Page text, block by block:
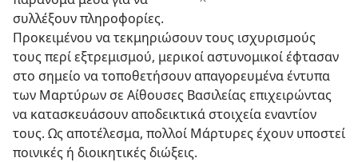
συλλέξουν πληροφορίες.
Προκειμένου να τεκμηριώσουν τους ισχυρισμούς
τους περί εξτρεμισμού, μερικοί αστυνομικοί έφτασαν
στο σημείο να τοποθετήσουν απαγορευμένα έντυπα
των Μαρτύρων σε Αίθουσες Βασιλείας επιχειρώντας
να κατασκευάσουν αποδεικτικά στοιχεία εναντίον
τους. Ως αποτέλεσμα, πολλοί Μάρτυρες έχουν υποστεί
ποινικές ή διοικητικές διώξεις.